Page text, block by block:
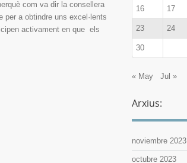
com va dir la consellera
a obtindre uns excel·lents
activament en que els
16 17
23 24
30
« May Jul »
Arxius:
noviembre 2023
octubre 2023